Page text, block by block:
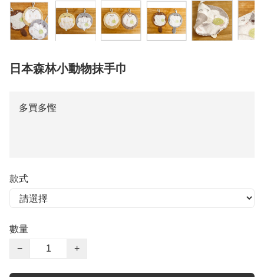
日本森林小動物抹手巾
多買多慳
款式
數量
−
+